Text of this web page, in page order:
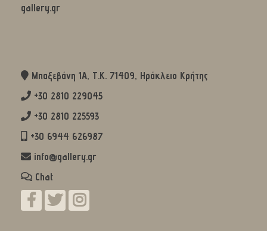
gallery.gr
Μπαξεβάνη 1Α, Τ.Κ. 71409, Ηράκλειο Κρήτης
+30 2810 229045
+30 2810 225593
+30 6944 626987
info@gallery.gr
Chat